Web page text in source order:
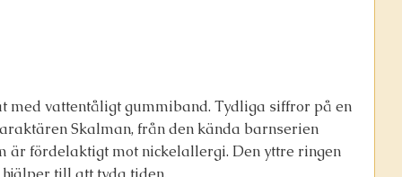
med vattentåligt gummiband. Tydliga siffror på en
Skalman, från den kända barnserien
är fördelaktigt mot nickelallergi. Den yttre ringen